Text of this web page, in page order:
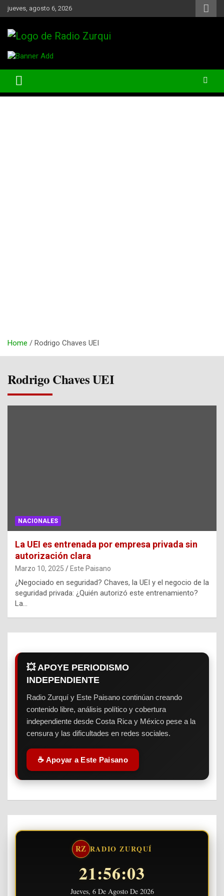
Skip
to
jueves, agosto 6, 2026
Radio Zurqui
Home Rodrigo Chaves UEI
Rodrigo Chaves UEI
NACIONALES
La UEI es entrenada por empresa privada sin
autorización clara
Marzo 10, 2025 Este Paisano
¿Negociado en seguridad? Chaves, la UEI y el negocio de la
seguridad privada: ¿Quién autorizó este entrenamiento?
La…
💥 APOYE PERIODISMO
INDEPENDIENTE
Radio Zurquí y Este Paisano continúan creando
contenido libre, análisis político y cobertura
independiente desde Costa Rica y México pese a la
censura y las dificultades en redes sociales.
☕ Apoyar a Este Paisano
RZ RADIO ZURQUÍ
21:56:04
Jueves, 6 De Agosto De 2026